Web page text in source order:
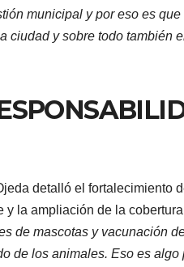
municipal y por eso es
ciudad y sobre todo también
detalló el fortalecimiento
la ampliación de la
de mascotas y vacunación
de los animales. Eso es algo